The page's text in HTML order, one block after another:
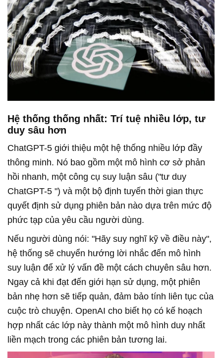
Hệ thống thống nhất: Trí tuệ nhiều lớp, tư
duy sâu hơn
ChatGPT-5 giới thiệu một hệ thống nhiều lớp đầy
thông minh. Nó bao gồm một mô hình cơ sở phản
hồi nhanh, một công cụ suy luận sâu ("tư duy
ChatGPT-5 ") và một bộ định tuyến thời gian thực
quyết định sử dụng phiên bản nào dựa trên mức độ
phức tạp của yêu cầu người dùng.
Nếu người dùng nói: "Hãy suy nghĩ kỹ về điều này",
hệ thống sẽ chuyển hướng lời nhắc đến mô hình
suy luận để xử lý vấn đề một cách chuyên sâu hơn.
Ngay cả khi đạt đến giới hạn sử dụng, một phiên
bản nhẹ hơn sẽ tiếp quản, đảm bảo tính liên tục của
cuộc trò chuyện. OpenAI cho biết họ có kế hoạch
hợp nhất các lớp này thành một mô hình duy nhất
liền mạch trong các phiên bản tương lai.